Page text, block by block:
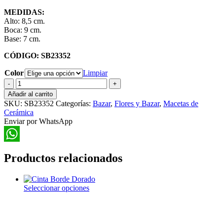
original
era:
$69.00.
MEDIDAS:
Alto: 8,5 cm.
Boca: 9 cm.
Base: 7 cm.
CÓDIGO: SB23352
Color
Limpiar
Maceta
de
Cerámica
Color
cantidad
Añadir al carrito
SKU: SB23352 Categorías: Bazar, Flores y Bazar, Macetas de
Cerámica
Enviar por WhatsApp
Productos relacionados
Seleccionar opcionesEste